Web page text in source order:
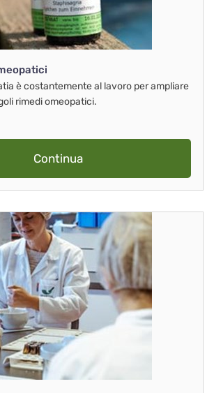
è costantemente al lavoro per ampliare
rimedi omeopatici.
Continua